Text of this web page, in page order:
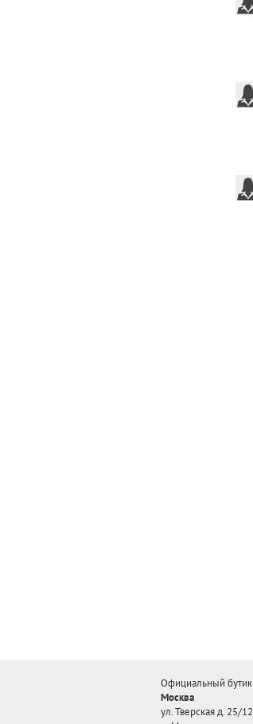
Официальный бутик
Москва
ул. Тверская д. 25/12